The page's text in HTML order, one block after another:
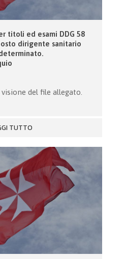
titoli ed esami DDG 58
dirigente sanitario
del file allegato.
TUTTO